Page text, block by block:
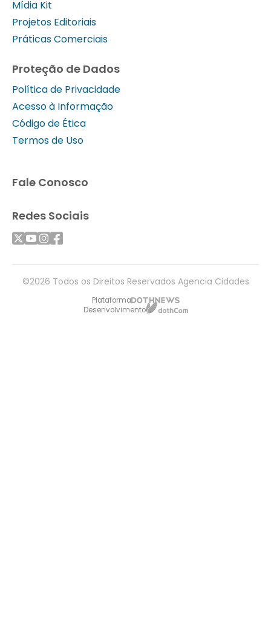
Mídia Kit
Projetos Editoriais
Práticas Comerciais
Proteção de Dados
Política de Privacidade
Acesso à Informação
Código de Ética
Termos de Uso
Fale Conosco
Redes Sociais
©2026 Todos os Direitos Reservados Agencia Cidades
Plataforma
Desenvolvimento